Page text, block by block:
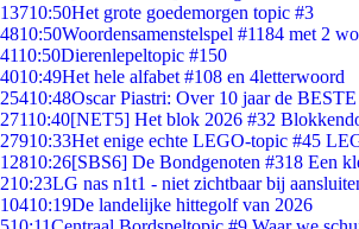
13710:50Het grote goedemorgen topic #3
4810:50Woordensamenstelspel #1184 met 2
4110:50Dierenlepeltopic #150
4010:49Het hele alfabet #108 en 4letterwoord
25410:48Oscar Piastri: Over 10 jaar de
27110:40[NET5] Het blok 2026 #32
27910:33Het enige echte LEGO-topic #45
12810:26[SBS6] De Bondgenoten #318 Een
210:23LG nas n1t1 - niet zichtbaar bij
10410:19De landelijke hittegolf van 2026